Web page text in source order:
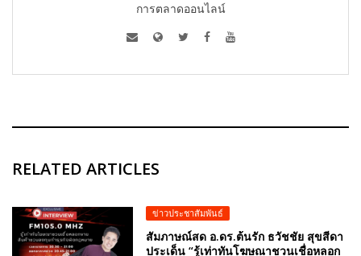
การตลาดออนไลน์
RELATED ARTICLES
ข่าวประชาสัมพันธ์
สัมภาษณ์สด อ.ดร.ต้นรัก ธวัชชัย สุขสีดา
ประเด็น “รู้เท่าทันโฆษณาชวนเชื่อหลอก